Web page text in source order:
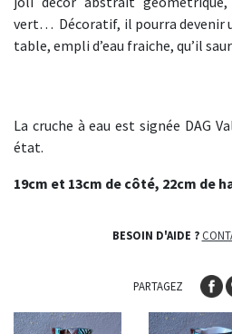
vert… Décoratif, il pourra devenir
table, empli d’eau fraiche, qu’il
La cruche à eau est signée DAG
état.
19cm et 13cm de côté, 22cm de
BESOIN D'AIDE ?
PARTAGEZ